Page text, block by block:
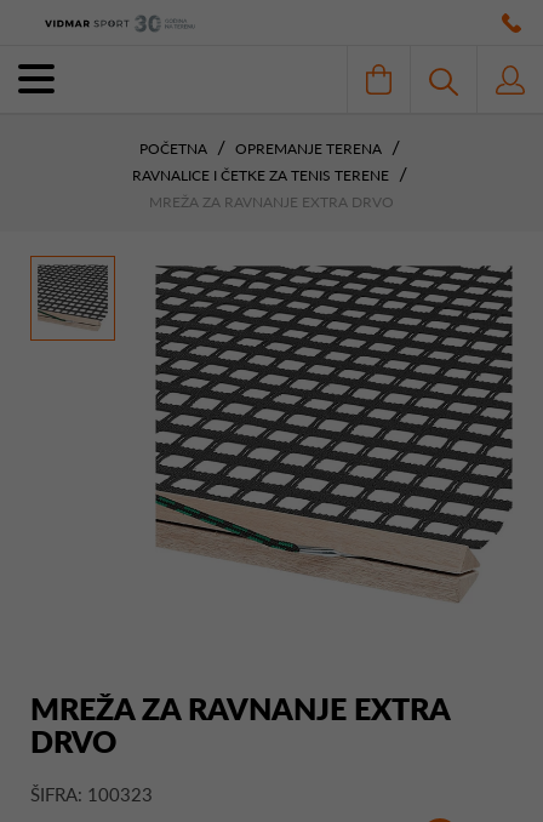
POČETNA
OPREMANJE TERENA
RAVNALICE I ČETKE ZA TENIS TERENE
MREŽA ZA RAVNANJE EXTRA DRVO
MREŽA ZA RAVNANJE EXTRA
DRVO
ŠIFRA: 100323